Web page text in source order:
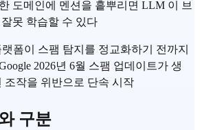
도메인에 멘션을 흩뿌리면 LLM 이 브
못 학습할 수 있다
폼이 스팸 탐지를 정교화하기 전까지
2026년 6월 스팸 업데이트가 생
조작을 위반으로 단속 시작
구분